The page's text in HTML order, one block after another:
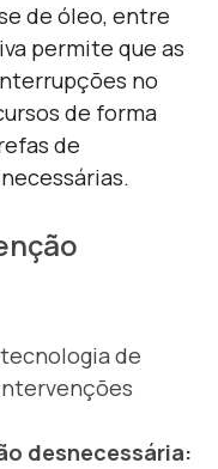
de óleo, entre
permite que as
no
de forma
de
de
desnecessária: